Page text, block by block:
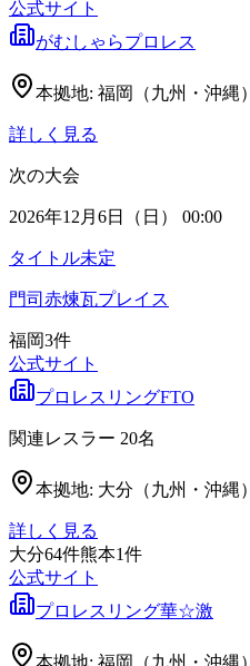
公式サイト
がむしゃらプロレス
本拠地: 福岡（九州・沖縄）
詳しく見る
次の大会
2026年12月6日（日） 00:00
タイトル未定
門司赤煉瓦プレイス
福岡3件
公式サイト
プロレスリングFTO
関連レスラー 20名
本拠地: 大分（九州・沖縄）
詳しく見る
大分64件熊本1件
公式サイト
プロレスリング華☆激
本拠地: 福岡（九州・沖縄）